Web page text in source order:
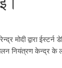
मोदी द्वारा
नियंत्रण केन्द्र